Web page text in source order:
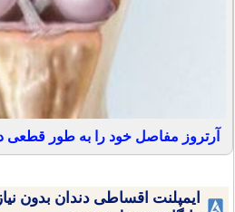
آرتروز مفاصل خود را به طور قطعی
ایمپلنت اقساطی دندان بدون